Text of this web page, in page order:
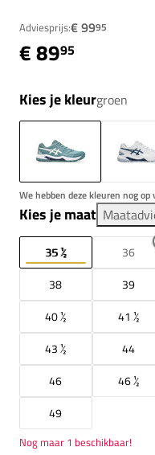
Adviesprijs:€ 9995
€ 8995
Kies je kleurgroen
We hebben deze kleuren nog
Kies je maat
35 ½ 36
38
39
40 ½
41 ½
43 ½
44
46
46 ½
49
Nog maar 1 beschikbaar!